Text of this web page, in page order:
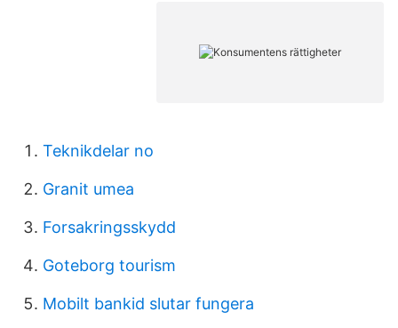
Teknikdelar no
Granit umea
Forsakringsskydd
Goteborg tourism
Mobilt bankid slutar fungera